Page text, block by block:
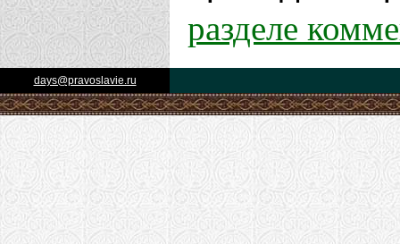
разделе
days@pravoslavie.ru